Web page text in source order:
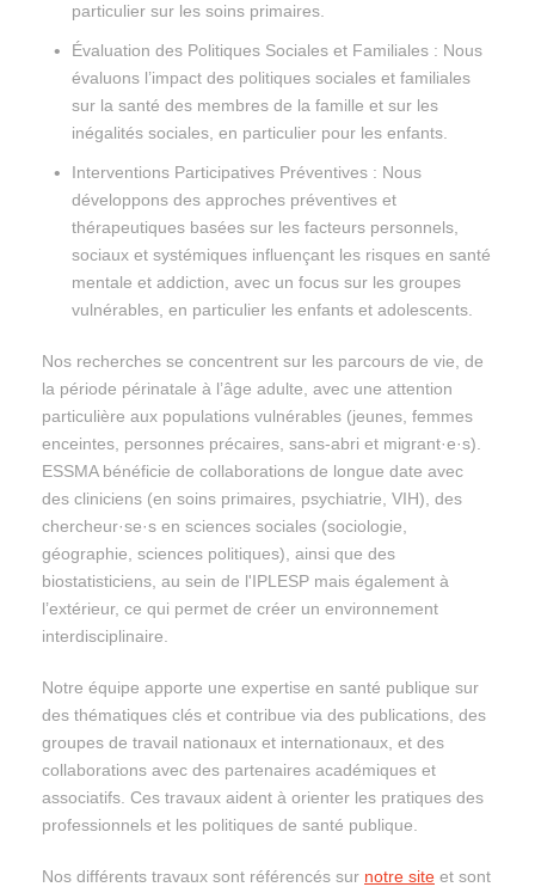
particulier sur les soins primaires.
Évaluation des Politiques Sociales et Familiales : Nous
évaluons l’impact des politiques sociales et familiales
sur la santé des membres de la famille et sur les
inégalités sociales, en particulier pour les enfants.
Interventions Participatives Préventives : Nous
développons des approches préventives et
thérapeutiques basées sur les facteurs personnels,
sociaux et systémiques influençant les risques en santé
mentale et addiction, avec un focus sur les groupes
vulnérables, en particulier les enfants et adolescents.
Nos recherches se concentrent sur les parcours de vie, de
la période périnatale à l’âge adulte, avec une attention
particulière aux populations vulnérables (jeunes, femmes
enceintes, personnes précaires, sans-abri et migrant·e·s).
ESSMA bénéficie de collaborations de longue date avec
des cliniciens (en soins primaires, psychiatrie, VIH), des
chercheur·se·s en sciences sociales (sociologie,
géographie, sciences politiques), ainsi que des
biostatisticiens, au sein de l'IPLESP mais également à
l’extérieur, ce qui permet de créer un environnement
interdisciplinaire.
Notre équipe apporte une expertise en santé publique sur
des thématiques clés et contribue via des publications, des
groupes de travail nationaux et internationaux, et des
collaborations avec des partenaires académiques et
associatifs. Ces travaux aident à orienter les pratiques des
professionnels et les politiques de santé publique.
Nos différents travaux sont référencés sur notre site et sont